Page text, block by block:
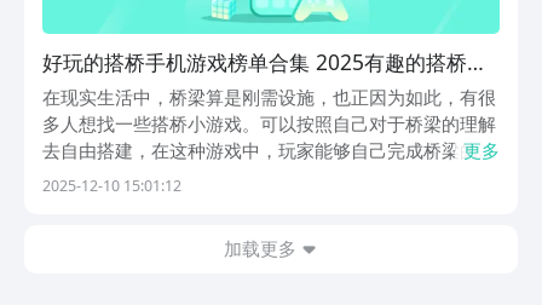
好玩的搭桥手机游戏榜单合集 2025有趣的搭桥小
游戏合辑
在现实生活中，桥梁算是刚需设施，也正因为如此，有很
多人想找一些搭桥小游戏。可以按照自己对于桥梁的理解
去自由搭建，在这种游戏中，玩家能够自己完成桥梁的设
计工作，可以释放自己的创造力，创造出各种各样的桥
更多
2025-12-10 15:01:12
加载更多